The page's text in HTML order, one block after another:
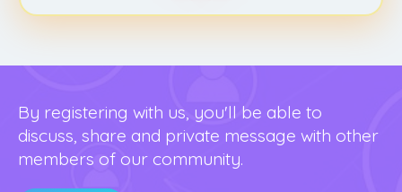
By registering with us, you'll be able to
discuss, share and private message with other
members of our community.